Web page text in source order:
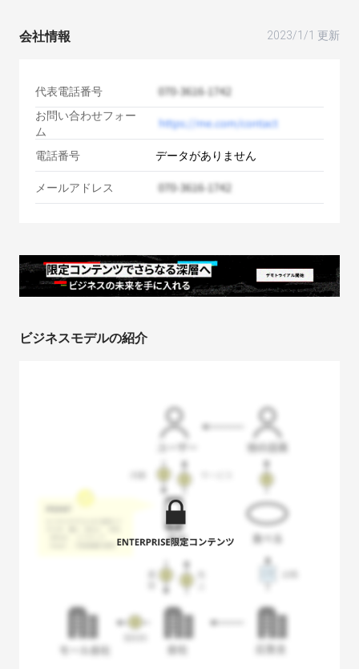
会社情報 2023/1/1 更新
代表電話番号
お問い合わせフォー
ム
電話番号
データがありません
メールアドレス
ビジネスモデルの紹介